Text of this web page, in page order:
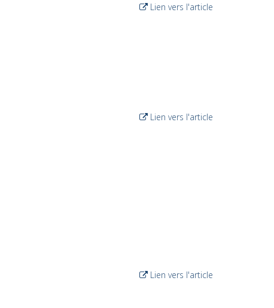
Lien vers l'article
Lien vers l'article
Lien vers l'article